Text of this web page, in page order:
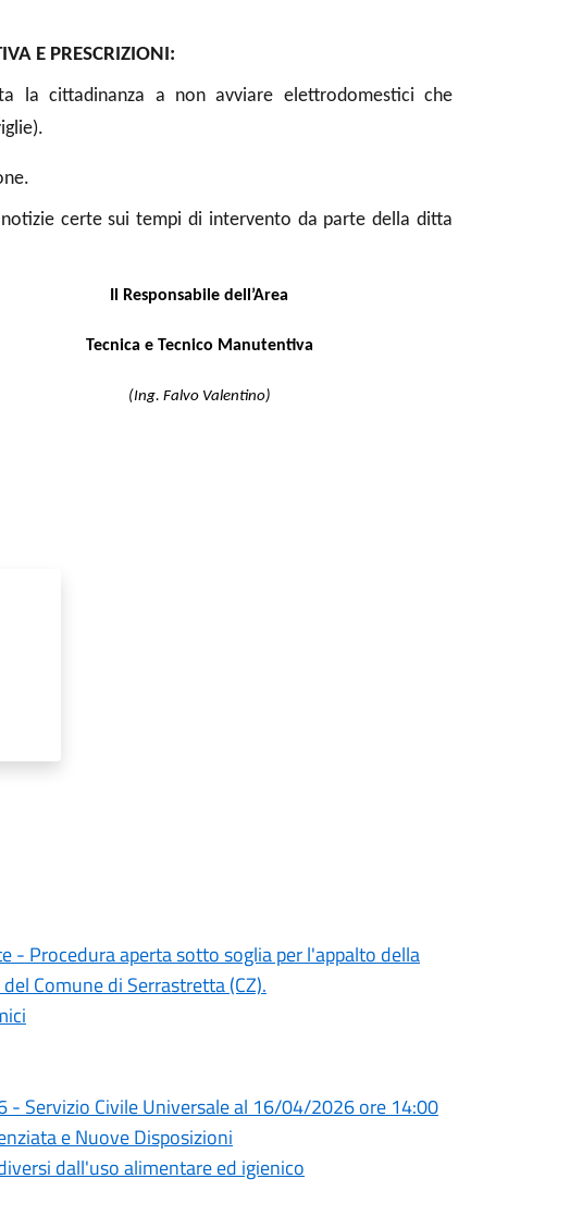
E PRESCRIZIONI:
la cittadinanza a non avviare elettrodomestici che
certe sui tempi di intervento da parte della ditta
Il Responsabile dell’Area
Tecnica e Tecnico Manutentiva
(Ing. Falvo Valentino)
Procedura aperta sotto soglia per l'appalto della
Comune di Serrastretta (CZ).
- Servizio Civile Universale al 16/04/2026 ore 14:00
e Nuove Disposizioni
dall'uso alimentare ed igienico